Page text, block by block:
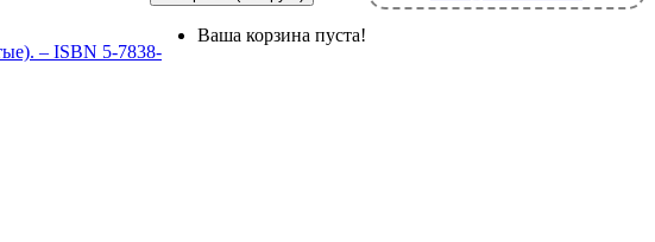
Ваша корзина пуста!
– ISBN 5-7838-